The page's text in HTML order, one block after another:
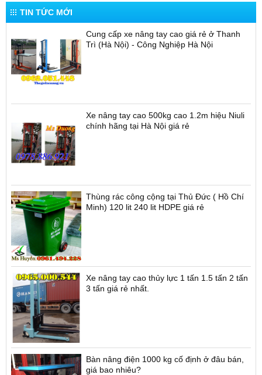
TIN TỨC MỚI
Cung cấp xe nâng tay cao giá rẻ ở Thanh
Trì (Hà Nội) - Công Nghiệp Hà Nội
Xe nâng tay cao 500kg cao 1.2m hiệu Niuli
chính hãng tại Hà Nội giá rẻ
Thùng rác công cộng tại Thủ Đức ( Hồ Chí
Minh) 120 lit 240 lit HDPE giá rẻ
Xe nâng tay cao thủy lực 1 tấn 1.5 tấn 2 tấn
3 tấn giá rẻ nhất.
Bàn nâng điện 1000 kg cố định ở đâu bán,
giá bao nhiêu?